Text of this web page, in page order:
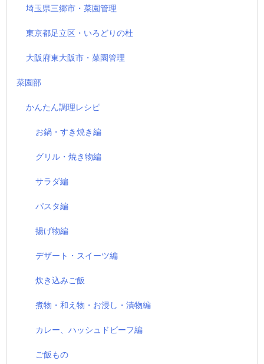
埼玉県三郷市・菜園管理
東京都足立区・いろどりの杜
大阪府東大阪市・菜園管理
菜園部
かんたん調理レシピ
お鍋・すき焼き編
グリル・焼き物編
サラダ編
パスタ編
揚げ物編
デザート・スイーツ編
炊き込みご飯
煮物・和え物・お浸し・漬物編
カレー、ハッシュドビーフ編
ご飯もの